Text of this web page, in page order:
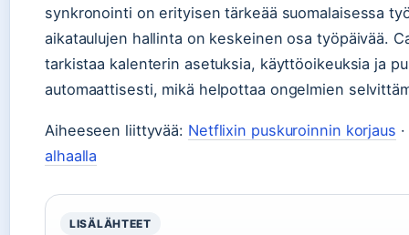
synkronointi on erityisen tärkeää suomalaisessa
aikataulujen hallinta on keskeinen osa työpäivää.
tarkistaa kalenterin asetuksia, käyttöoikeuksia ja
automaattisesti, mikä helpottaa ongelmien
Aiheeseen liittyvää: Netflixin puskuroinnin korjaus ·
alhaalla
LISÄLÄHTEET